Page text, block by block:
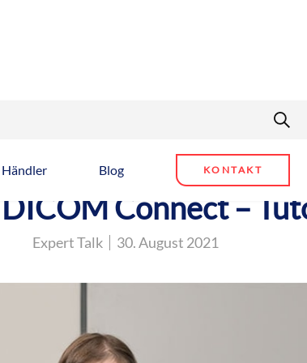
Händler Blog KONTAKT
DICOM Connect –
Expert Talk 30. August 2021